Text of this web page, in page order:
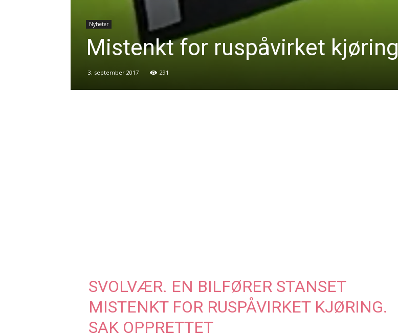
Nyheter
Mistenkt for ruspåvirket kjøring
3. september 2017 291
SVOLVÆR. EN BILFØRER STANSET
MISTENKT FOR RUSPÅVIRKET KJØRING.
SAK OPPRETTET